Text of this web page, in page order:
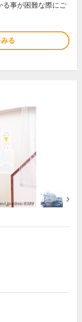
る事が困難な際にご
る